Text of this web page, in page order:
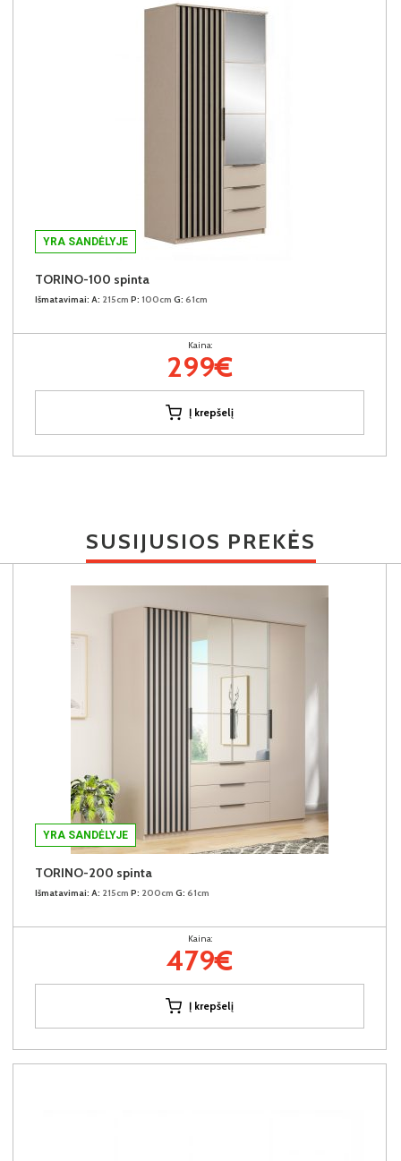
YRA SANDĖLYJE
TORINO-100 spinta
Išmatavimai: A: 215cm P: 100cm G: 61cm
Kaina:
299€
Į krepšelį
SUSIJUSIOS PREKĖS
YRA SANDĖLYJE
TORINO-200 spinta
Išmatavimai: A: 215cm P: 200cm G: 61cm
Kaina:
479€
Į krepšelį